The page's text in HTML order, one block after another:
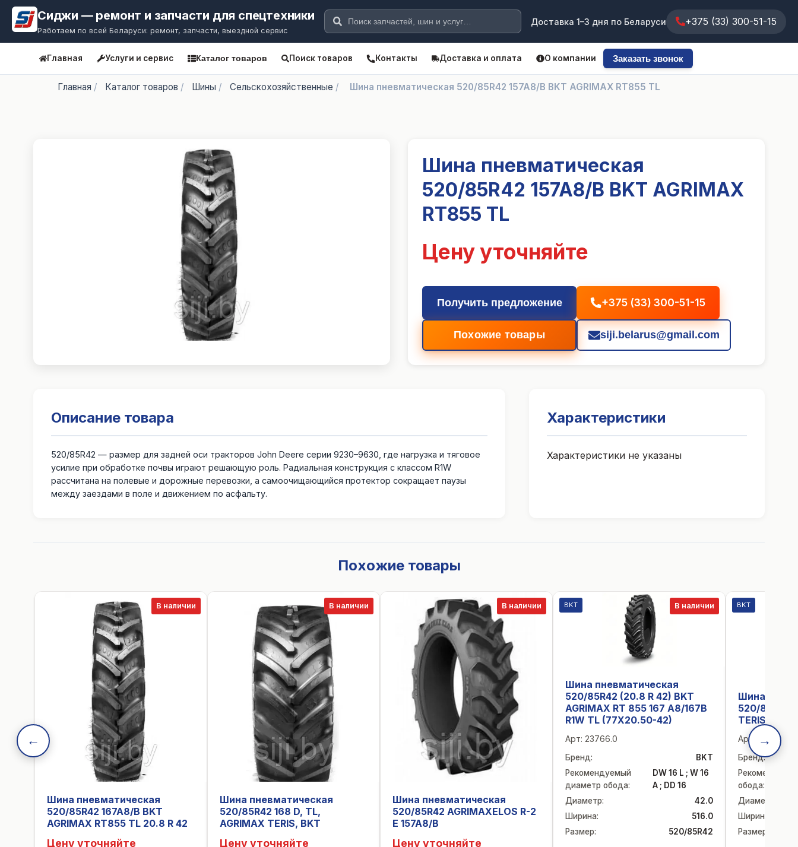
Сиджи — ремонт и запчасти для спецтехники
Работаем по всей Беларуси: ремонт, запчасти, выездной сервис
Доставка 1–3 дня по Беларуси +375 (33) 300-51-15
Главная Услуги и сервис Каталог товаров Поиск товаров Контакты Доставка и оплата О компании Заказать звонок
Главная / Каталог товаров / Шины / Сельскохозяйственные / Шина пневматическая 520/85R42 157A8/B BKT AGRIMAX RT855 TL
Шина пневматическая
520/85R42 157A8/B BKT AGRIMAX
RT855 TL
Цену уточняйте
Получить предложение +375 (33) 300-51-15
Похожие товары siji.belarus@gmail.com
Описание товара
520/85R42 — размер для задней оси тракторов John Deere серии 9230–9630, где нагрузка и тяговое
усилие при обработке почвы играют решающую роль. Радиальная конструкция с классом R1W
рассчитана на полевые и дорожные перевозки, а самоочищающийся протектор сокращает паузы
между заездами в поле и движением по асфальту.
Характеристики
Характеристики не указаны
Похожие товары
←
В наличии
Шина пневматическая
520/85R42 167A8/B BKT
AGRIMAX RT855 TL 20.8 R 42
Цену уточняйте
В наличии
Шина пневматическая
520/85R42 168 D, TL,
AGRIMAX TERIS, BKT
Цену уточняйте
В наличии
Шина пневматическая
520/85R42 AGRIMAXELOS R-2
E 157A8/B
Цену уточняйте
В наличии
BKT
Шина пневматическая
520/85R42 (20.8 R 42) BKT
AGRIMAX RT 855 167 A8/167B
R1W TL (77X20.50-42)
Арт: 23766.0
Бренд:
BKT
Рекомендуемый
диаметр обода:
DW 16 L ; W 16
A ; DD 16
Диаметр:
42.0
Ширина:
516.0
Размер: 520/85R42
BKT
Шина
520/85R42
TERIS
Арт: 29241.0
Бренд:
обода:
Диаметр
Ширина
Размер
→